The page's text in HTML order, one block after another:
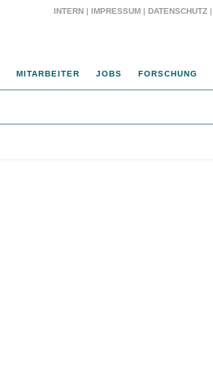
INTERN | IMPRESSUM | DATENSCHUTZ |
MITARBEITER JOBS FORSCHUNG